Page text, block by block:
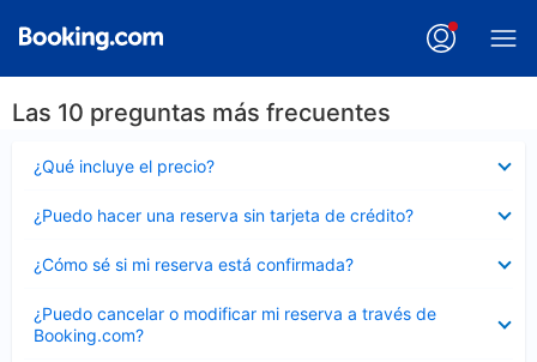
Las 10 preguntas más frecuentes
¿Qué incluye el precio?
cerrado
¿Puedo hacer una reserva sin tarjeta de crédito?
cerrado
¿Cómo sé si mi reserva está confirmada?
cerrado
¿Puedo cancelar o modificar mi reserva a través de
Booking.com?
cerrado